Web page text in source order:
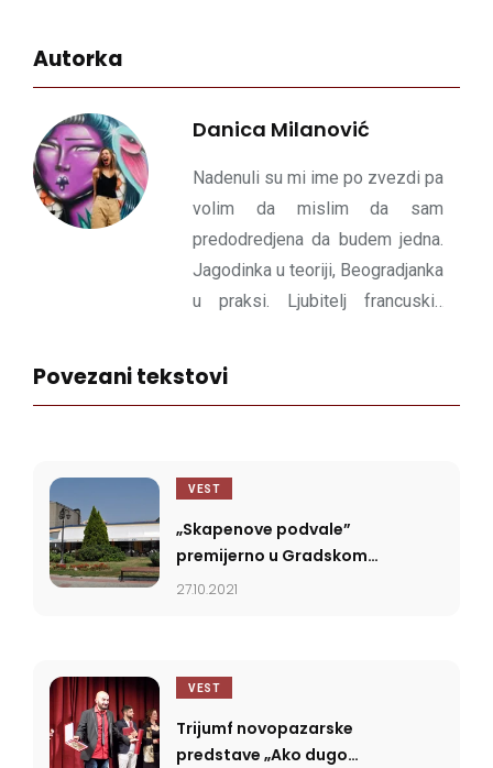
Autorka
Danica Milanović
Nadenuli su mi ime po zvezdi pa
volim da mislim da sam
predodredjena da budem jedna.
Jagodinka u teoriji, Beogradjanka
u praksi. Ljubitelj francuskih
glasne muzike.
Povezani tekstovi
VEST
„Skapenove podvale”
premijerno u Gradskom
pozorištu Jagodine
27.10.2021
VEST
Trijumf novopazarske
predstave „Ako dugo